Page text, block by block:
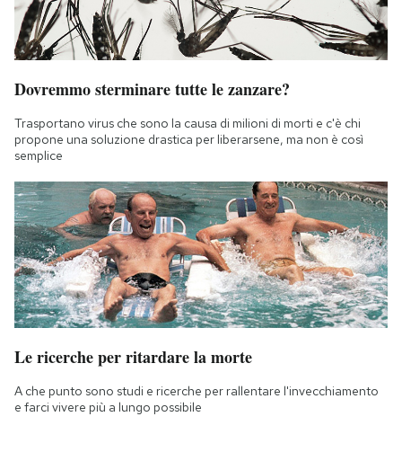
Dovremmo sterminare tutte le zanzare?
Trasportano virus che sono la causa di milioni di morti e c'è chi
propone una soluzione drastica per liberarsene, ma non è così
semplice
Le ricerche per ritardare la morte
A che punto sono studi e ricerche per rallentare l'invecchiamento
e farci vivere più a lungo possibile